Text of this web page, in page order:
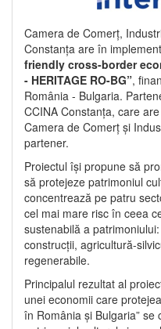
Camera de Comerț,
Constanța are în
friendly cross-border
- HERITAGE RO-BG”,
România - Bulgaria.
CCINA Constanța, care
Camera de Comerț și
partener.
Proiectul își propune să
să protejeze patrimoniul
concentrează pe patru
cel mai mare risc în ceea
sustenabilă a
construcții, agricultură-
regenerabile.
Principalul rezultat al
unei economii care
în România și Bulgaria”